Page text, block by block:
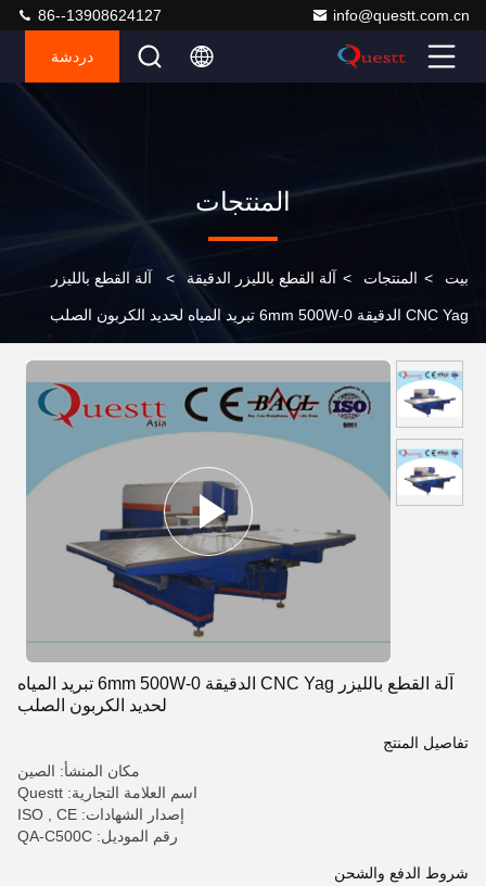
info@questt.com.cn
86--13908624127
دردشة
المنتجات
بيت > المنتجات > آلة القطع بالليزر الدقيقة > آلة القطع بالليزر
CNC Yag الدقيقة 0-6mm 500W تبريد المياه لحديد الكربون الصلب
آلة القطع بالليزر CNC Yag الدقيقة 0-6mm 500W تبريد المياه
لحديد الكربون الصلب
تفاصيل المنتج
مكان المنشأ: الصين
اسم العلامة التجارية: Questt
إصدار الشهادات: ISO , CE
رقم الموديل: QA-C500C
شروط الدفع والشحن